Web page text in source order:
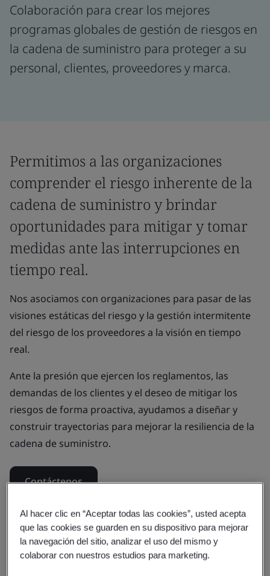
Colaboración para crear los mejores
programas globales de gestión de riesgos en
la cadena de suministro para proteger a su
personal, clientes, proveedores y marca.
Permitimos a las organizaciones
comprender el riesgo inherente de la
cadena de suministro y brindar
oportunidades para mitigar y tomar
medidas ante las interrupciones en
tiempo real.
Nos asociamos con organizaciones para pasar de las
visiones estáticas del riesgo y la gestión intermitente
del riesgo de los proveedores a la visión en tiempo
real.
Ante la presión que ejercen los reglamentos, las
demandas de los clientes y el deseo de mitigar los
riesgos de forma proactiva, ayudamos a diseñar y
construir trayectorias para mejorar la resiliencia de la
cadena de suministro.
Contáctenos
Descargar guía
Al hacer clic en “Aceptar todas las cookies”, usted acepta
que las cookies se guarden en su dispositivo para mejorar
la navegación del sitio, analizar el uso del mismo y
colaborar con nuestros estudios para marketing.